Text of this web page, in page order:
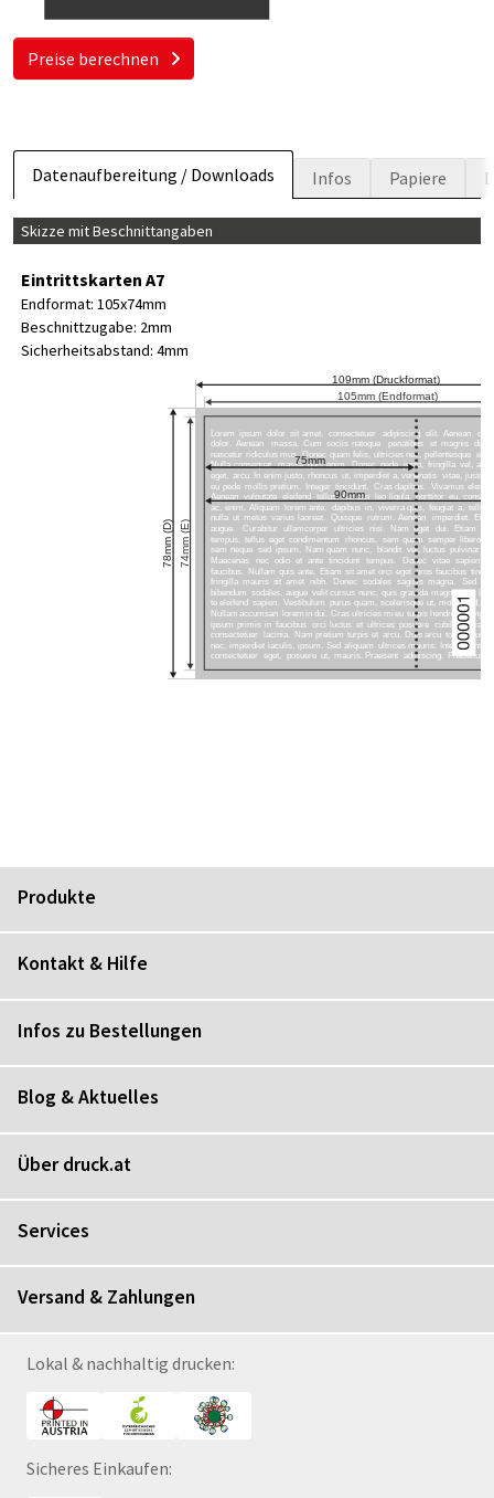
Preise berechnen
Datenaufbereitung / Downloads Infos Papiere
Skizze mit Beschnittangaben
Eintrittskarten A7
Endformat: 105x74mm
Beschnittzugabe: 2mm
Sicherheitsabstand: 4mm
Produkte
Kontakt & Hilfe
Infos zu Bestellungen
Blog & Aktuelles
Über druck.at
Services
Versand & Zahlungen
Lokal & nachhaltig drucken:
Sicheres Einkaufen: